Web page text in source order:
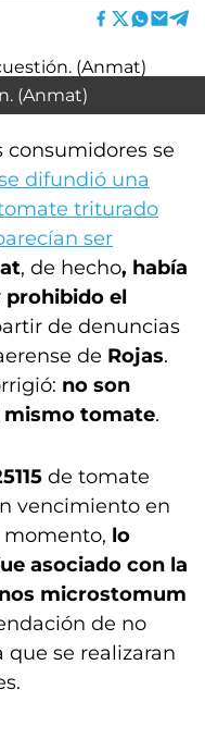
(Anmat)
consumidores se
difundió una
triturado
ser
, de hecho, había
prohibido el
de denuncias
de Rojas.
no son
mismo tomate.
de tomate
vencimiento en
momento, lo
asociado con la
microstomum
de no
se realizaran